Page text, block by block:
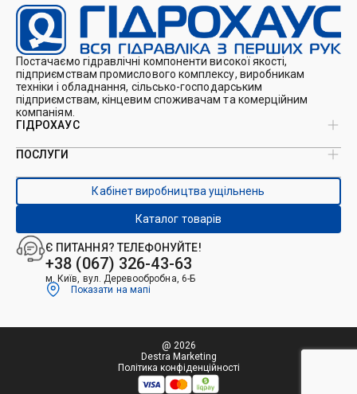
Постачаємо гідравлічні компоненти високої якості,
підприємствам промислового комплексу, виробникам
техніки і обладнання, сільсько-господарським
підприємствам, кінцевим споживачам та комерційним
компаніям.
Є ПИТАННЯ? ТЕЛЕФОНУЙТЕ!
+38 (067) 326-43-63
м. Київ, вул. Деревообробна, 6-Б
Показати на мапі
ГІДРОХАУС
Про нас
Каталоги
Контакти
ПОСЛУГИ
Виробництво ущільнень
Виробництво гідроциліндрів
Ремонт гідроциліндрів
Ремонт і виготовлення РВТ
Ремонт техніки
Гідрофікація авто
Кабінет виробництва ущільнень
Каталог товарів
@ 2026
Destra Marketing
Політика конфіденційності